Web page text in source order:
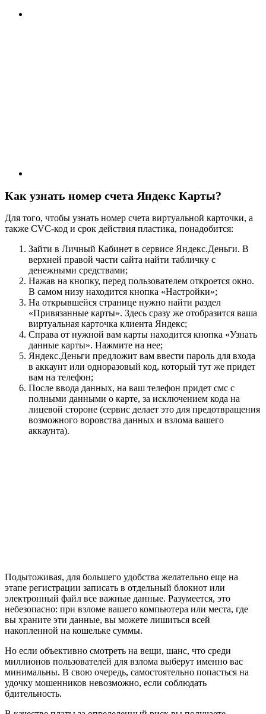
Как узнать номер счета Яндекс Карты?
Для того, чтобы узнать номер счета виртуальной карточки, а
также CVC-код и срок действия пластика, понадобится:
Зайти в Личный Кабинет в сервисе Яндекс.Деньги. В
верхней правой части сайта найти табличку с
денежными средствами;
Нажав на кнопку, перед пользователем откроется окно.
В самом низу находится кнопка «Настройки»;
На открывшейся странице нужно найти раздел
«Привязанные карты». Здесь сразу же отобразится ваша
виртуальная карточка клиента Яндекс;
Справа от нужной вам карты находится кнопка «Узнать
данные карты». Нажмите на нее;
Яндекс.Деньги предложит вам ввести пароль для входа
в аккаунт или одноразовый код, который тут же придет
вам на телефон;
После ввода данных, на ваш телефон придет смс с
полными данными о карте, за исключением кода на
лицевой стороне (сервис делает это для предотвращения
возможного воровства данных и взлома вашего
аккаунта).
Подытоживая, для большего удобства желательно еще на
этапе регистрации записать в отдельный блокнот или
электронный файл все важные данные. Разумеется, это
небезопасно: при взломе вашего компьютера или места, где
вы храните эти данные, вы можете лишиться всей
накопленной на кошельке суммы.
Но если объективно смотреть на вещи, шанс, что среди
миллионов пользователей для взлома выберут именно вас
минимальны. В свою очередь, самостоятельно попасться на
удочку мошенников невозможно, если соблюдать
бдительность.